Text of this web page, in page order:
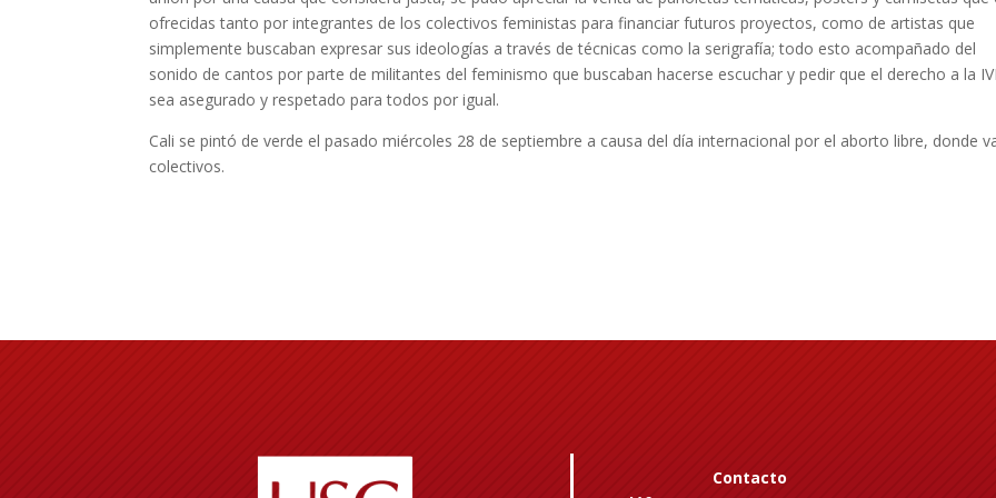
ofrecidas tanto por integrantes de los colectivos feministas para financiar futuros proyectos, como de artistas que
simplemente buscaban expresar sus ideologías a través de técnicas como la serigrafía; todo esto acompañado del
sonido de cantos por parte de militantes del feminismo que buscaban hacerse escuchar y pedir que el derecho a la
sea asegurado y respetado para todos por igual.
Cali se pintó de verde el pasado miércoles 28 de septiembre a causa del día internacional por el aborto libre, donde
colectivos.
Contacto